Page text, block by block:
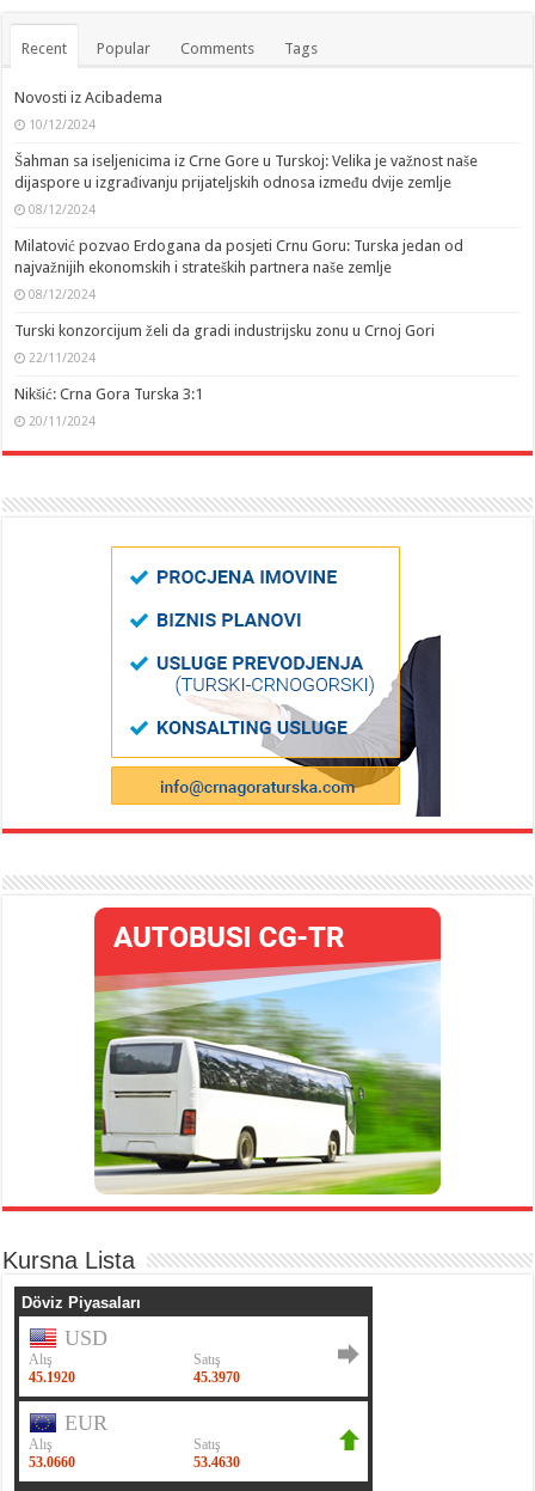
Recent Popular Comments Tags
Novosti iz Acibadema
10/12/2024
Šahman sa iseljenicima iz Crne Gore u Turskoj: Velika je važnost naše
dijaspore u izgrađivanju prijateljskih odnosa između dvije zemlje
08/12/2024
Milatović pozvao Erdogana da posjeti Crnu Goru: Turska jedan od
najvažnijih ekonomskih i strateških partnera naše zemlje
08/12/2024
Turski konzorcijum želi da gradi industrijsku zonu u Crnoj Gori
22/11/2024
Nikšić: Crna Gora Turska 3:1
20/11/2024
Kursna Lista